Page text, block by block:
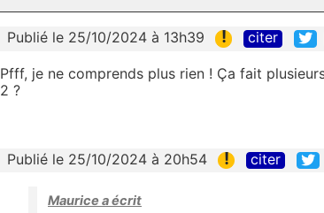
Publié le 25/10/2024 à 13h39 ! citer
Pfff, je ne comprends plus rien ! Ça fait
2 ?
Publié le 25/10/2024 à 20h54 ! citer
Maurice a écrit